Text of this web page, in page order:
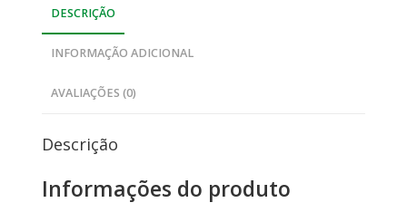
DESCRIÇÃO
INFORMAÇÃO ADICIONAL
AVALIAÇÕES (0)
Descrição
Informações do produto